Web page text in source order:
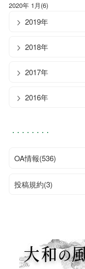
2020年 1月(6)
2019年
2018年
2017年
2016年
OA情報(536)
投稿規約(3)